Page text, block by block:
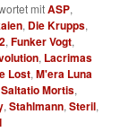
mitASP,
, Die Krupps,
,Funker Vogt,
, Lacrimas
Lost,M'era Luna
Saltatio Mortis,
,Stahlmann,Steril,